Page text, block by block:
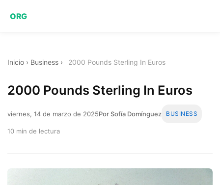
ORG
Inicio › Business › 2000 Pounds Sterling In Euros
2000 Pounds Sterling In Euros
viernes, 14 de marzo de 2025Por Sofía Domínguez BUSINESS
10 min de lectura